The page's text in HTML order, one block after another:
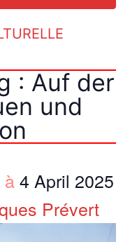
: Auf der
und
à4 April 2025
Prévert